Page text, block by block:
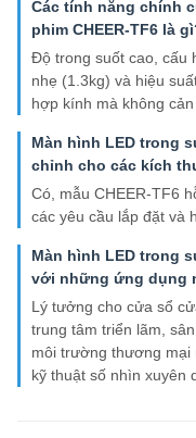
Các tính năng chính
phim CHEER-TF6 là
Độ trong suốt cao, cấu
nhẹ (1.3kg) và hiệu
hợp kính mà không cản
Màn hình LED trong
chỉnh cho các kích
Có, mẫu CHEER-TF6
các yêu cầu lắp đặt và
Màn hình LED trong
với những ứng dụng
Lý tưởng cho cửa sổ
trung tâm triển lãm,
môi trường thương mại
kỹ thuật số nhìn xuyên